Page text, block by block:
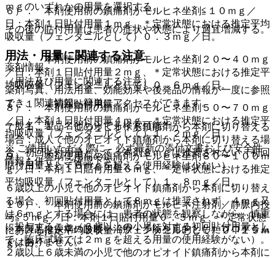
６）． 本剤使用前の鎮痛剤がモルヒネ坐剤≦１０ｍｇ／
日：本剤１日貼付用量１ｍｇ、＊定常状態における推定平均
吸収量（フェンタニルとして）０．３ｍｇ／日。
７）． 本剤使用前の鎮痛剤がモルヒネ坐剤２０〜４０ｍｇ
／日：本剤１日貼付用量２ｍｇ、＊定常状態における推定平
均吸収量（フェンタニルとして）０．６ｍｇ／日。
８）． 本剤使用前の鎮痛剤がモルヒネ坐剤５０〜７０ｍｇ
／日：本剤１日貼付用量４ｍｇ、＊定常状態における推定平
均吸収量（フェンタニルとして）１．２ｍｇ／日。
９）． 本剤使用前の鎮痛剤がモルヒネ坐剤８０〜１００ｍ
ｇ／日：本剤１日貼付用量６ｍｇ、＊定常状態における推定
平均吸収量（フェンタニルとして）１．８ｍｇ／日。
１０）． 本剤使用前の鎮痛剤がモルヒネ注射剤／静脈内投
与≦５ｍｇ／日：本剤１日貼付用量０．５ｍｇ、＊定常状態
における推定平均吸収量（フェンタニルとして）０．１５ｍ
ｇ／日。
ｍｇのいずれかの用量を選択する。
その後の貼付用量は患者の症状や状態により適宜増減する。
用法・用量に関連する注意
（用法及び用量に関連する注意）
７．１． 初回貼付用量
７．１．１． 他のオピオイド鎮痛剤から本剤に切り替える
場合：成人で他のオピオイド鎮痛剤から本剤に切り替える場
合、初回貼付用量として、本剤８ｍｇは推奨されない（初回
貼付用量として６ｍｇを超える使用経験は少ない）。
６歳以上の小児で他のオピオイド鎮痛剤から本剤に切り替え
る場合、初回貼付用量として８ｍｇは推奨されず、４ｍｇ又
は６ｍｇとする場合には、患者の状態を観察しながら、慎重
に投与すること（６歳以上の小児に対する初回貼付用量とし
て、臨床試験では２ｍｇを超える用量の使用経験がない）。
２歳以上６歳未満の小児で他のオピオイド鎮痛剤から本剤に
薬剤情報
薬剤写真、用法用量、効能効果や後発品の情報が一度に参照
でき、関連情報へ簡単にアクセスができます。
一般名、製品名どちらでも検索可能！
※ ご使用いただく際に、必ず最新の添付文書および安全性
情報も併せてご確認下さい。
※本製品は疾病の診断・治療・予防を目的としたプログラム
ではありません。